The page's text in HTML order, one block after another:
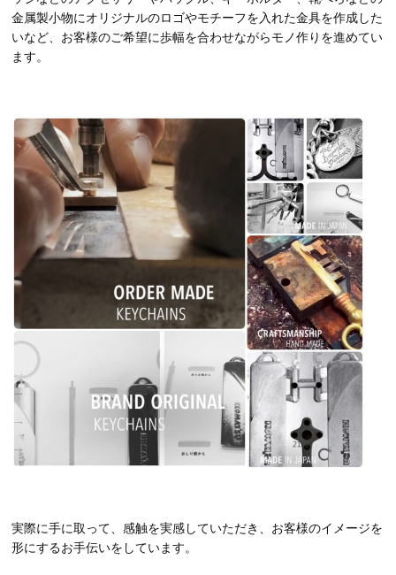
金属製小物にオリジナルのロゴやモチーフを入れた金具を作成した
いなど、お客様のご希望に歩幅を合わせながらモノ作りを進めてい
ます。
実際に手に取って、感触を実感していただき、お客様のイメージを
形にするお手伝いをしています。